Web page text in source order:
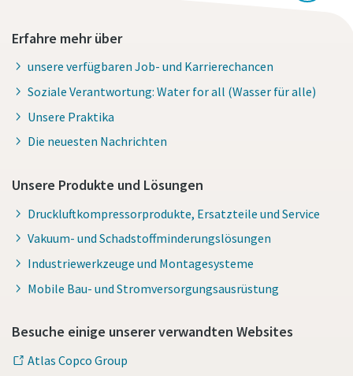
Erfahren Sie mehr
Erfahre mehr über
unsere verfügbaren Job- und Karrierechancen
Soziale Verantwortung: Water for all (Wasser für alle)
Unsere Praktika
Die neuesten Nachrichten
Unsere Produkte und Lösungen
Druckluftkompressorprodukte, Ersatzteile und Service
Vakuum- und Schadstoffminderungslösungen
Industriewerkzeuge und Montagesysteme
Mobile Bau- und Stromversorgungsausrüstung
Besuche einige unserer verwandten Websites
Atlas Copco Group
gegenüber Atlas Copco
Absenden
Anti-Roboter-Verifizierung
Friendly Captcha ⇗